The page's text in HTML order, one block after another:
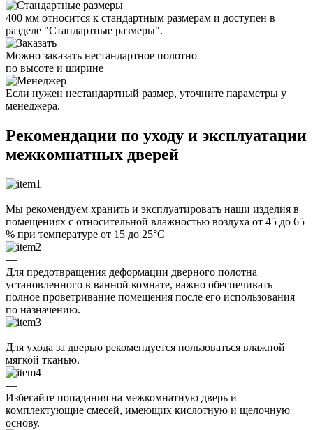
400 мм относится к стандартным размерам и доступен в
разделе "Стандартные размеры".
Можно заказать нестандартное полотно
по высоте и ширине
Если нужен нестандартный размер, уточните параметры у
менеджера.
Рекомендации по уходу и эксплуатации
межкомнатных дверей
—
Мы рекомендуем хранить и эксплуатировать наши изделия в
помещениях с относительной влажностью воздуха от 45 до 65
% при температуре от 15 до 25°C
—
Для предотвращения деформации дверного полотна
установленного в ванной комнате, важно обеспечивать
полное проветривание помещения после его использования
по назначению.
—
Для ухода за дверью рекомендуется пользоваться влажной
мягкой тканью.
—
Избегайте попадания на межкомнатную дверь и
комплектующие смесей, имеющих кислотную и щелочную
основу.